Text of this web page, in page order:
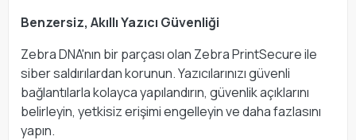
Benzersiz, Akıllı Yazıcı Güvenliği
Zebra DNA'nın bir parçası olan Zebra PrintSecure ile
siber saldırılardan korunun. Yazıcılarınızı güvenli
bağlantılarla kolayca yapılandırın, güvenlik açıklarını
belirleyin, yetkisiz erişimi engelleyin ve daha fazlasını
yapın.